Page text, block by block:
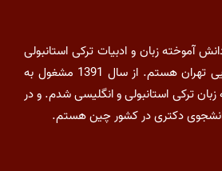
آموخته زبان و ادبیات ترکی استانبولی
از دانشگاه علامه طباطبایی تهران هستم. از سال 1391 مشغول به
ترکی استانبولی و انگلیسی شدم. و در
دکتری در کشور چین هستم.